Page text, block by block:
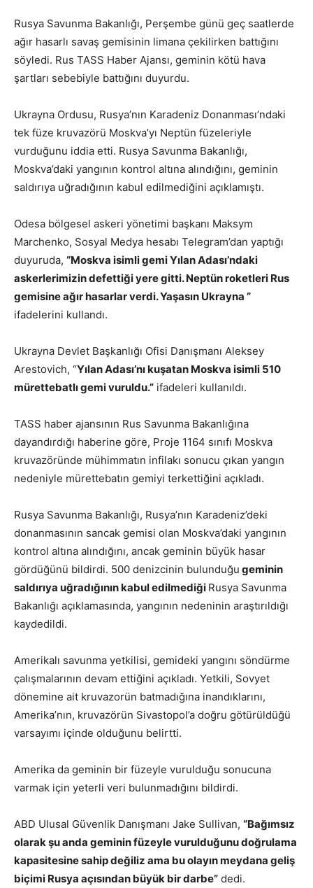
Rusya Savunma Bakanlığı, Perşembe günü geç saatlerde
ağır hasarlı savaş gemisinin limana çekilirken battığını
söyledi. Rus TASS Haber Ajansı, geminin kötü hava
şartları sebebiyle battığını duyurdu.
Ukrayna Ordusu, Rusya’nın Karadeniz Donanması’ndaki
tek füze kruvazörü Moskva’yı Neptün füzeleriyle
vurduğunu iddia etti. Rusya Savunma Bakanlığı,
Moskva’daki yangının kontrol altına alındığını, geminin
saldırıya uğradığının kabul edilmediğini açıklamıştı.
Odesa bölgesel askeri yönetimi başkanı Maksym
Marchenko, Sosyal Medya hesabı Telegram’dan yaptığı
duyuruda, “Moskva isimli gemi Yılan Adası’ndaki
askerlerimizin defettiği yere gitti. Neptün roketleri Rus
gemisine ağır hasarlar verdi. Yaşasın Ukrayna ”
ifadelerini kullandı.
Ukrayna Devlet Başkanlığı Ofisi Danışmanı Aleksey
Arestovich, “Yılan Adası’nı kuşatan Moskva isimli 510
mürettebatlı gemi vuruldu.” ifadeleri kullanıldı.
TASS haber ajansının Rus Savunma Bakanlığına
dayandırdığı haberine göre, Proje 1164 sınıfı Moskva
kruvazöründe mühimmatın infilakı sonucu çıkan yangın
nedeniyle mürettebatın gemiyi terkettiğini açıkladı.
Rusya Savunma Bakanlığı, Rusya’nın Karadeniz’deki
donanmasının sancak gemisi olan Moskva’daki yangının
kontrol altına alındığını, ancak geminin büyük hasar
gördüğünü bildirdi. 500 denizcinin bulunduğu geminin
saldırıya uğradığının kabul edilmediği Rusya Savunma
Bakanlığı açıklamasında, yangının nedeninin araştırıldığı
kaydedildi.
Amerikalı savunma yetkilisi, gemideki yangını söndürme
çalışmalarının devam ettiğini açıkladı. Yetkili, Sovyet
dönemine ait kruvazorün batmadığına inandıklarını,
Amerika’nın, kruvazörün Sivastopol’a doğru götürüldüğü
varsayımı içinde olduğunu belirtti.
Amerika da geminin bir füzeyle vurulduğu sonucuna
varmak için yeterli veri bulunmadığını bildirdi.
ABD Ulusal Güvenlik Danışmanı Jake Sullivan, “Bağımsız
olarak şu anda geminin füzeyle vurulduğunu doğrulama
kapasitesine sahip değiliz ama bu olayın meydana geliş
biçimi Rusya açısından büyük bir darbe” dedi.